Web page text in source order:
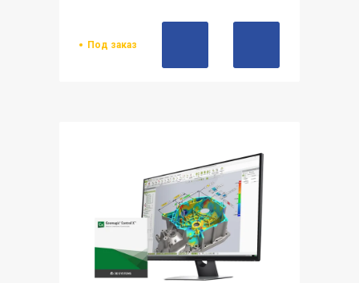
Под заказ